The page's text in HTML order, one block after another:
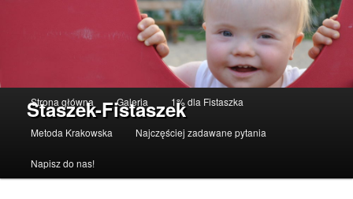
Staszek-Fistaszek
Przeskocz do tekstu
Przeskocz do widgetów
Strona główna Galeria 1% dla Fistaszka
Metoda Krakowska Najczęściej zadawane pytania
Napisz do nas!